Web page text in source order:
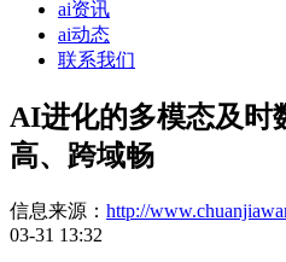
ai资讯
ai动态
联系我们
AI进化的多模态及时
高、跨域畅
信息来源： http://
03-31 13:32